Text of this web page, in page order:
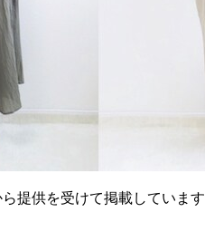
提供を受けて掲載しています